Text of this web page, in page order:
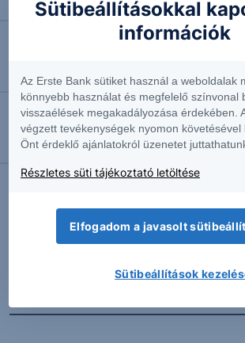
Négyhavi mélyponton a forint
EURUSD: munkapiaci jelentésre
2026.08.07. 10:37
Megint emelkedésben az olaj
További Erste elemzések
Sütibeállításokkal
információk
Az Erste Bank sütiket használ a weboldalak
könnyebb használat és megfelelő színvonal
visszaélések megakadályozása érdekében.
végzett tevékenységek nyomon követésével
Önt érdeklő ajánlatokról üzenetet
Részletes süti tájékoztató letöltése
Elfogadom a javasolt
Sütibeállítások